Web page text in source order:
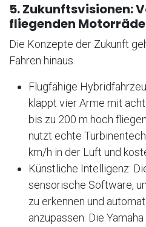
5. Zukunftsvisionen:
fliegenden
Die Konzepte der Zukunft
Fahren hinaus.
Flugfähige
klappt vier Arme mit
bis zu 200 m hoch
nutzt echte
km/h in der Luft und
Künstliche Intelligenz:
sensorische Software,
zu erkennen und
anzupassen. Die